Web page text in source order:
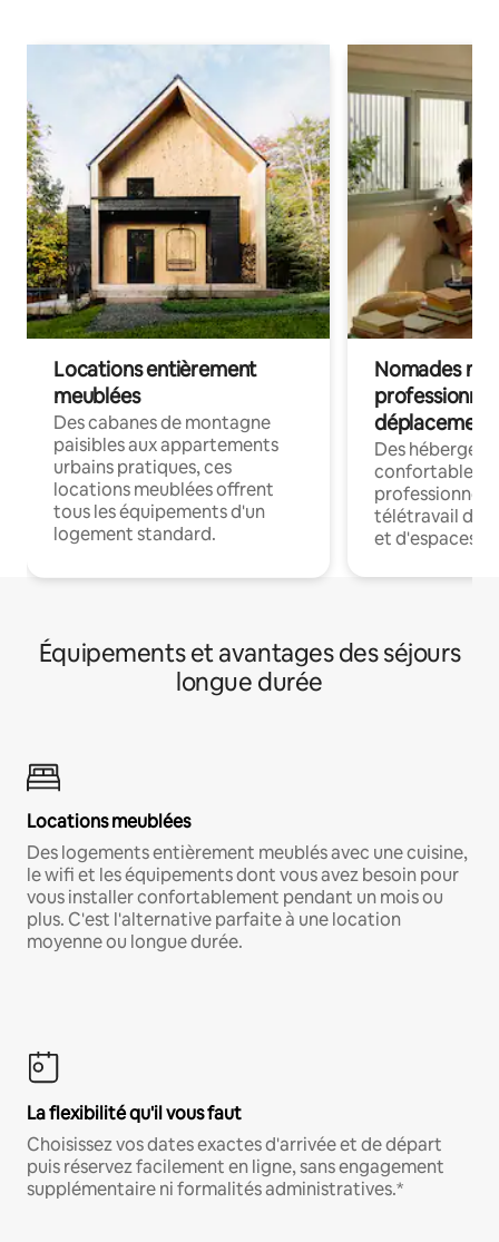
Locations entièrement
meublées
Des cabanes de montagne
paisibles aux appartements
urbains pratiques, ces
locations meublées offrent
tous les équipements d'un
logement standard.
Nomades
déplacement
Des
confortables
professionnels
télétravail
et d'espaces
Équipements et avantages des séjours
longue durée
Locations meublées
Des logements entièrement meublés avec une cuisine,
le wifi et les équipements dont vous avez besoin pour
vous installer confortablement pendant un mois ou
plus. C'est l'alternative parfaite à une location
moyenne ou longue durée.
La flexibilité qu'il vous faut
Choisissez vos dates exactes d'arrivée et de départ
puis réservez facilement en ligne, sans engagement
supplémentaire ni formalités administratives.*